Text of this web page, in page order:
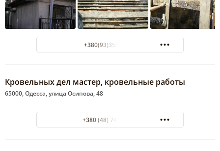
+380(93)355-21-87
Кровельных дел мастер, кровельные работы
65000, Одесса, улица Осипова, 48
+380 (48) 743-51-12